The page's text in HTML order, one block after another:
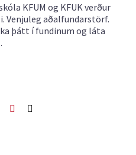
KFUM og KFUK verður
Venjuleg aðalfundarstörf.
þátt í fundinum og láta
TwitterPinterest